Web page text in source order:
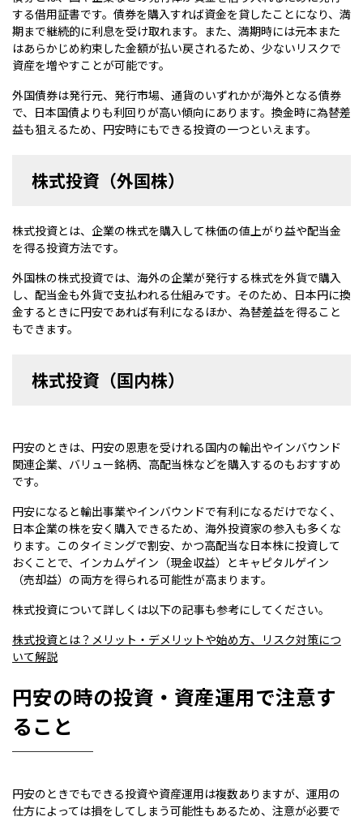
する借用証書です。債券を購入すれば資金を貸したことになり、満
期まで継続的に利息を受け取れます。また、満期時には元本また
はあらかじめ約束した金額が払い戻されるため、少ないリスクで
資産を増やすことが可能です。
外国債券は発行元、発行市場、通貨のいずれかが海外となる債券
で、日本国債よりも利回りが高い傾向にあります。換金時に為替差
益も狙えるため、円安時にもできる投資の一つといえます。
株式投資（外国株）
株式投資とは、企業の株式を購入して株価の値上がり益や配当金
を得る投資方法です。
外国株の株式投資では、海外の企業が発行する株式を外貨で購入
し、配当金も外貨で支払われる仕組みです。そのため、日本円に換
金するときに円安であれば有利になるほか、為替差益を得ること
もできます。
株式投資（国内株）
円安のときは、円安の恩恵を受けれる国内の輸出やインバウンド
関連企業、バリュー銘柄、高配当株などを購入するのもおすすめ
です。
円安になると輸出事業やインバウンドで有利になるだけでなく、
日本企業の株を安く購入できるため、海外投資家の参入も多くな
ります。このタイミングで割安、かつ高配当な日本株に投資して
おくことで、インカムゲイン（現金収益）とキャピタルゲイン
（売却益）の両方を得られる可能性が高まります。
株式投資について詳しくは以下の記事も参考にしてください。
株式投資とは？メリット・デメリットや始め方、リスク対策につ
いて解説
円安の時の投資・資産運用で注意す
ること
円安のときでもできる投資や資産運用は複数ありますが、運用の
仕方によっては損をしてしまう可能性もあるため、注意が必要で